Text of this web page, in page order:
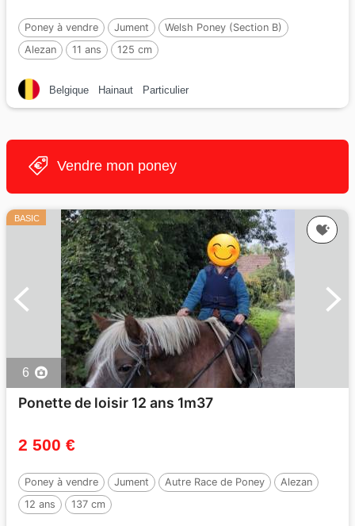
Poney à vendre Jument
Welsh Poney (Section B)
Alezan
11 ans 125 cm
Belgique Hainaut Particulier
Vendre mon poney
BASIC
6
Ponette de loisir 12 ans 1m37
2 500 €
Poney à vendre Jument Autre Race de Poney
Alezan
12 ans
137 cm